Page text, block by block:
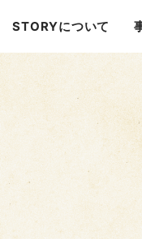
STORYについて